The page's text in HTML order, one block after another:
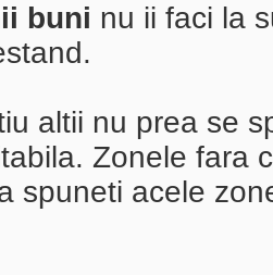
buni nu ii faci la
altii nu prea se
Zonele fara
spuneti acele